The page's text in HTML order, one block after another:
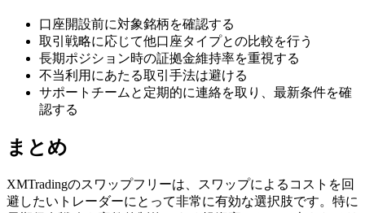
口座開設前に対象銘柄を確認する
取引戦略に応じて他口座タイプとの比較を行う
長期ポジション時の証拠金維持率を重視する
不当利用にあたる取引手法は避ける
サポートチームと定期的に連絡を取り、最新条件を確
認する
まとめ
XMTradingのスワップフリーは、スワップによるコストを回
避したいトレーダーにとって非常に有効な選択肢です。特に